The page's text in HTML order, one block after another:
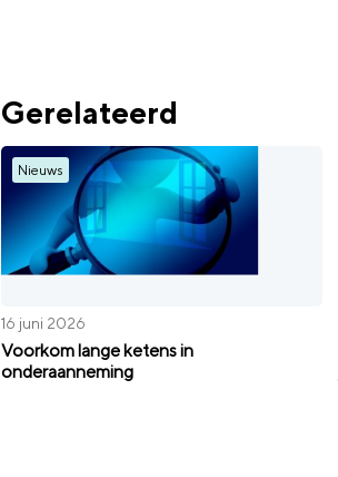
Gerelateerd
Nieuws
16 juni 2026
Voorkom lange ketens in
onderaanneming